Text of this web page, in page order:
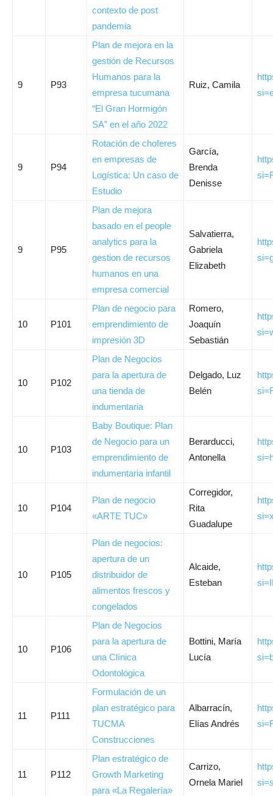
contexto de post
pandemia
9 P93
Plan de mejora en la
gestión de Recursos
Humanos para la
empresa tucumana
“El Gran Hormigón
SA” en el año 2022
Ruiz, Camila
9 P94
Rotación de choferes
en empresas de
Logística: Un caso de
Estudio
García,
Brenda
Denisse
9 P95
Plan de mejora
basado en el people
analytics para la
gestion de recursos
humanos en una
empresa comercial
Salvatierra,
Gabriela
Elizabeth
10 P101
Plan de negocio para
emprendimiento de
impresión 3D
Romero,
Joaquín
Sebastián
10 P102
Plan de Negocios
para la apertura de
una tienda de
indumentaria
Delgado, Luz
Belén
10 P103
Baby Boutique: Plan
de Negocio para un
emprendimiento de
indumentaria infantil
Berarducci,
Antonella
10 P104
Plan de negocio
«ARTE TUC»
Corregidor,
Rita
Guadalupe
10 P105
Plan de negocios:
apertura de un
distribuidor de
alimentos frescos y
congelados
Alcaide,
Esteban
10 P106
Plan de Negocios
para la apertura de
una Clínica
Odontológica
Bottini, María
Lucía
11 P111
Formulación de un
plan estratégico para
TUCMA
Construcciones
Albarracín,
Elías Andrés
11 P112
Plan estratégico de
Growth Marketing
para «La Regalería»
Carrizo,
Ornela Mariel